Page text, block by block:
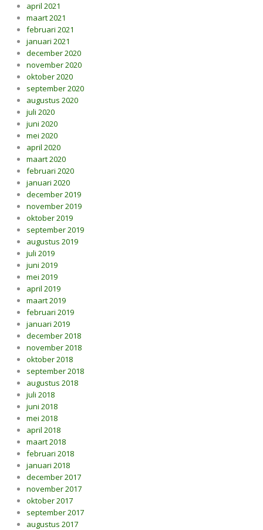
april 2021
maart 2021
februari 2021
januari 2021
december 2020
november 2020
oktober 2020
september 2020
augustus 2020
juli 2020
juni 2020
mei 2020
april 2020
maart 2020
februari 2020
januari 2020
december 2019
november 2019
oktober 2019
september 2019
augustus 2019
juli 2019
juni 2019
mei 2019
april 2019
maart 2019
februari 2019
januari 2019
december 2018
november 2018
oktober 2018
september 2018
augustus 2018
juli 2018
juni 2018
mei 2018
april 2018
maart 2018
februari 2018
januari 2018
december 2017
november 2017
oktober 2017
september 2017
augustus 2017